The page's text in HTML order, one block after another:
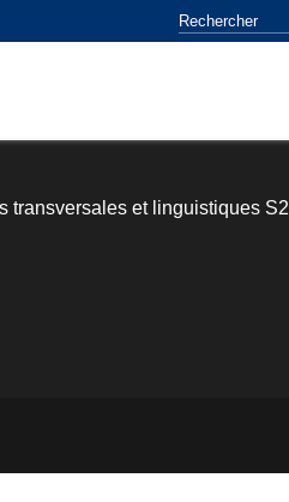
transversales et linguistiques S2